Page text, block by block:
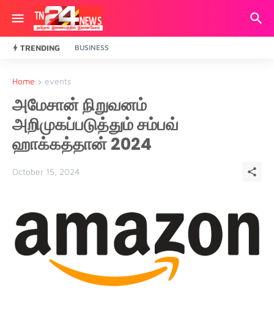
TRENDING BUSINESS
Home events
அமேசான் நிறுவனம்
அறிமுகப்படுத்தும் சம்பவ்
ஹாக்கத்தான் 2024
October 15, 2024